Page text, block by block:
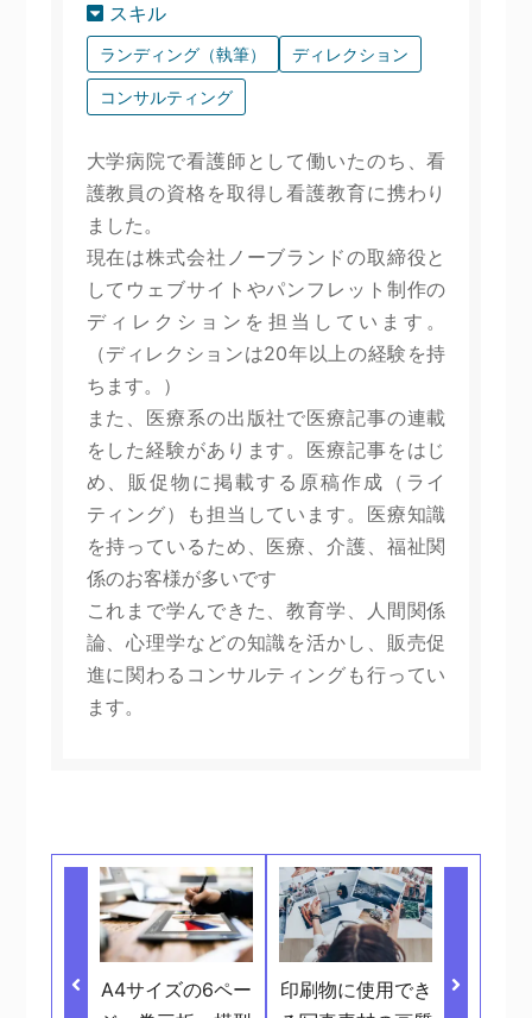
スキル
ランディング（執筆） ディレクション
コンサルティング
大学病院で看護師として働いたのち、看
護教員の資格を取得し看護教育に携わり
ました。
現在は株式会社ノーブランドの取締役と
してウェブサイトやパンフレット制作の
ディレクションを担当しています。
（ディレクションは20年以上の経験を持
ちます。）
また、医療系の出版社で医療記事の連載
をした経験があります。医療記事をはじ
め、販促物に掲載する原稿作成（ライ
ティング）も担当しています。医療知識
を持っているため、医療、介護、福祉関
係のお客様が多いです
これまで学んできた、教育学、人間関係
論、心理学などの知識を活かし、販売促
進に関わるコンサルティングも行ってい
ます。
A4サイズの6ペー
印刷物に使用でき